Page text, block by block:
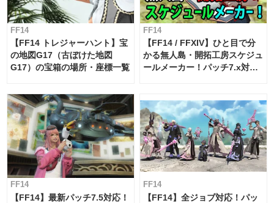
FF14
【FF14 トレジャーハント】宝
の地図G17（古ぼけた地図
G17）の宝箱の場所・座標一覧
FF14
【FF14 / FFXIV】ひと目で分
かる無人島・開拓工房スケジュ
ールメーカー！パッチ7.x対応
FF14
【FF14】最新パッチ7.5対応！
FF14
【FF14】全ジョブ対応！パッ